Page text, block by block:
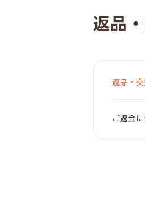
返品
返品・
ご返金